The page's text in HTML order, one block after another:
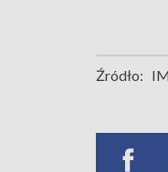
Źródło: